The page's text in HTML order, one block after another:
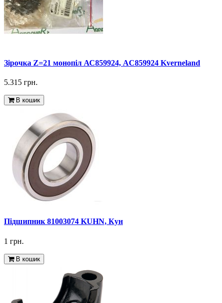
Зірочка Z=21 монопіл АС859924, AC859924 Kverneland
5.315 грн.
В кошик
Підшипник 81003074 KUHN, Кун
1 грн.
В кошик